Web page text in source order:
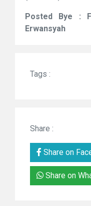
Posted Bye :
Erwansyah
Tags :
Share :
Share on
Share on